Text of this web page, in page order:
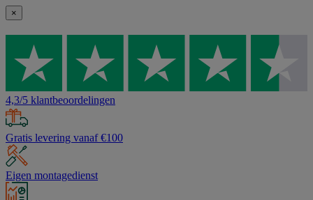
×
4,3/5 klantbeoordelingen
Gratis levering vanaf €100
Eigen montagedienst